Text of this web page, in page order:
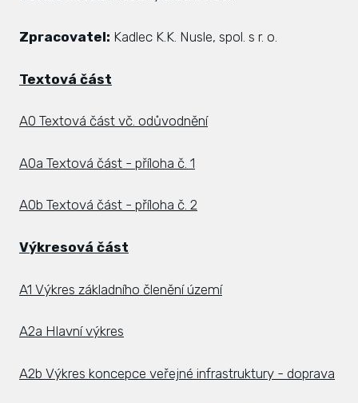
Zpracovatel: Kadlec K.K. Nusle, spol. s r. o.
Textová část
A0 Textová část vč. odůvodnění
A0a Textová část - příloha č. 1
A0b Textová část - příloha č. 2
Výkresová část
A1 Výkres základního členění území
A2a Hlavní výkres
A2b Výkres koncepce veřejné infrastruktury - doprava